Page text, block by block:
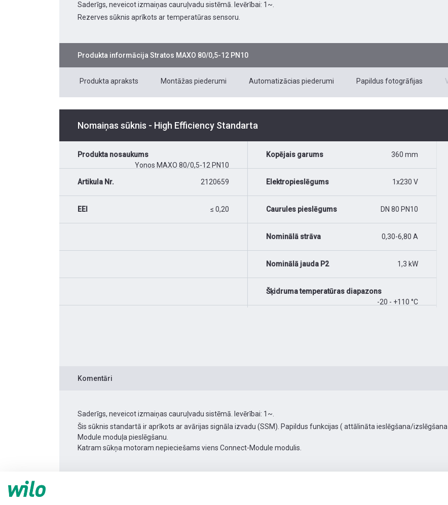
Saderīgs, neveicot izmaiņas cauruļvadu sistēmā. Ievērībai: 1~.
Rezerves sūknis aprīkots ar temperatūras sensoru.
Produkta informācija Stratos MAXO 80/0,5-12 PN10
Produkta apraksts Montāžas piederumi Automatizācias piederumi Papildus fotogrāfijas
Nomaiņas sūknis - High Efficiency Standarta
Produkta nosaukums
Yonos MAXO 80/0,5-12 PN10
Artikula Nr. 2120659
EEI ≤ 0,20
Kopējais garums 360 mm
Elektropieslēgums 1x230 V
Caurules pieslēgums DN 80 PN10
Nominālā strāva 0,30-6,80 A
Nominālā jauda P2 1,3 kW
Šķidruma temperatūras diapazons
-20 - +110 °C
Komentāri
Saderīgs, neveicot izmaiņas cauruļvadu sistēmā. Ievērībai: 1~.
Šis sūknis standartā ir aprīkots ar avārijas signāla izvadu (SSM). Papildus funkcijas ( attālināta ieslēgšana/
Module moduļa pieslēgšanu.
Katram sūkņa motoram nepieciešams viens Connect-Module modulis.